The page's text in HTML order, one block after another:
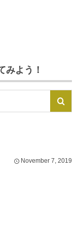
みよう！
November 7, 2019